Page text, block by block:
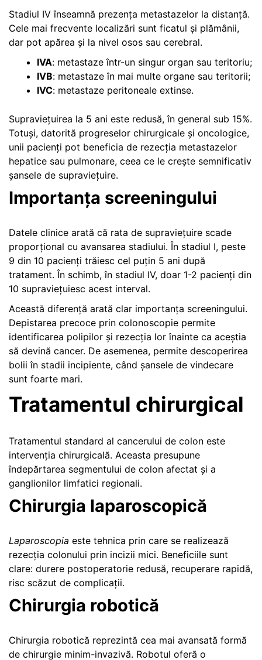
Stadiul IV înseamnă prezența metastazelor la distanță.
Cele mai frecvente localizări sunt ficatul și plămânii,
dar pot apărea și la nivel osos sau cerebral.
IVA: metastaze într-un singur organ sau teritoriu;
IVB: metastaze în mai multe organe sau teritorii;
IVC: metastaze peritoneale extinse.
Supraviețuirea la 5 ani este redusă, în general sub 15%.
Totuși, datorită progreselor chirurgicale și oncologice,
unii pacienți pot beneficia de rezecția metastazelor
hepatice sau pulmonare, ceea ce le crește semnificativ
șansele de supraviețuire.
Importanța screeningului
Datele clinice arată că rata de supraviețuire scade
proporțional cu avansarea stadiului. În stadiul I, peste
9 din 10 pacienți trăiesc cel puțin 5 ani după
tratament. În schimb, în stadiul IV, doar 1-2 pacienți din
10 supraviețuiesc acest interval.
Această diferență arată clar importanța screeningului.
Depistarea precoce prin colonoscopie permite
identificarea polipilor și rezecția lor înainte ca aceștia
să devină cancer. De asemenea, permite descoperirea
bolii în stadii incipiente, când șansele de vindecare
sunt foarte mari.
Tratamentul chirurgical
Tratamentul standard al cancerului de colon este
intervenția chirurgicală. Aceasta presupune
îndepărtarea segmentului de colon afectat și a
ganglionilor limfatici regionali.
Chirurgia laparoscopică
Laparoscopia este tehnica prin care se realizează
rezecția colonului prin incizii mici. Beneficiile sunt
clare: durere postoperatorie redusă, recuperare rapidă,
risc scăzut de complicații.
Chirurgia robotică
Chirurgia robotică reprezintă cea mai avansată formă
de chirurgie minim-invazivă. Robotul oferă o